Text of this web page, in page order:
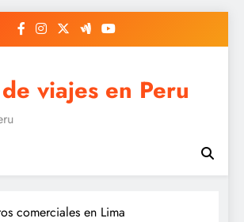
viajes en Peru
comerciales en Lima